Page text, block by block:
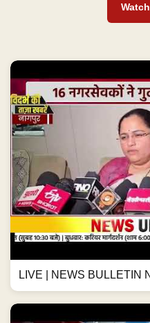
LIVE | NEWS BULLETIN